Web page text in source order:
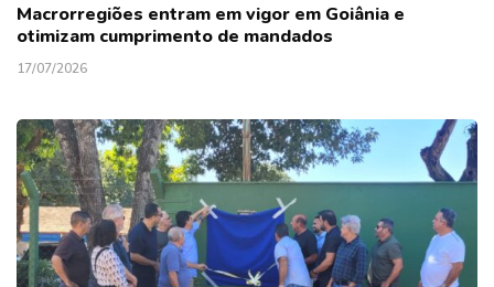
Macrorregiões entram em vigor em Goiânia e
otimizam cumprimento de mandados
17/07/2026